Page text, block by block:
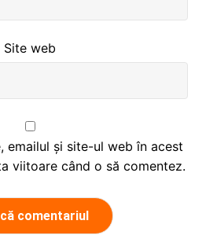
Site web
emailul și site-ul web în acest
viitoare când o să comentez.